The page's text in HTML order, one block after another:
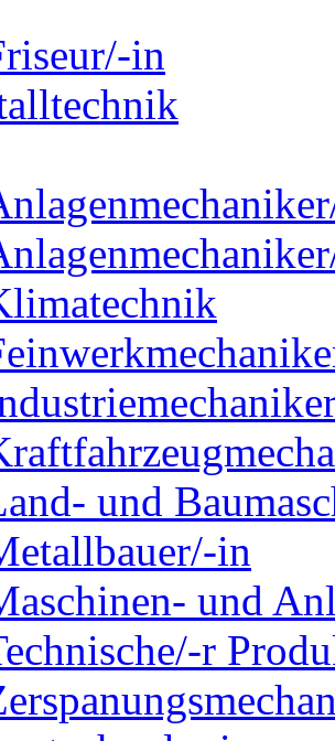
in
und
in
und
r